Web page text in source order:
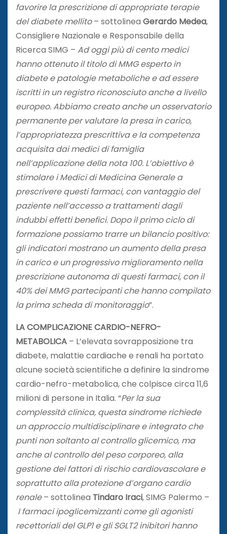
favorire la prescrizione di appropriate terapie
del diabete mellito– sottolinea Gerardo Medea,
Consigliere Nazionale e Responsabile della
Ricerca SIMG – Ad oggi più di cento medici
hanno ottenuto il titolo di MMG esperto in
diabete e patologie metaboliche e ad essere
iscritti in un registro riconosciuto anche a livello
europeo. Abbiamo creato anche un osservatorio
permanente per valutare la presa in carico,
l’appropriatezza prescrittiva e la competenza
acquisita dai medici di famiglia
nell’applicazione della nota 100. L’obiettivo è
stimolare i Medici di Medicina Generale a
prescrivere questi farmaci, con vantaggio del
paziente nell’accesso a trattamenti dagli
indubbi effetti benefici. Dopo il primo ciclo di
formazione possiamo trarre un bilancio positivo:
gli indicatori mostrano un aumento della presa
in carico e un progressivo miglioramento nella
prescrizione autonoma di questi farmaci, con il
40% dei MMG partecipanti che hanno compilato
la prima scheda di monitoraggio”.
LA COMPLICAZIONE CARDIO-NEFRO-
METABOLICA – L’elevata sovrapposizione tra
diabete, malattie cardiache e renali ha portato
alcune società scientifiche a definire la sindrome
cardio-nefro-metabolica, che colpisce circa 11,6
milioni di persone in Italia. “Per la sua
complessità clinica, questa sindrome richiede
un approccio multidisciplinare e integrato che
punti non soltanto al controllo glicemico, ma
anche al controllo del peso corporeo, alla
gestione dei fattori di rischio cardiovascolare e
soprattutto alla protezione d’organo cardio
renale– sottolinea Tindaro Iraci, SIMG Palermo –
I farmaci ipoglicemizzanti come gli agonisti
recettoriali del GLP1 e gli SGLT2 inibitori hanno